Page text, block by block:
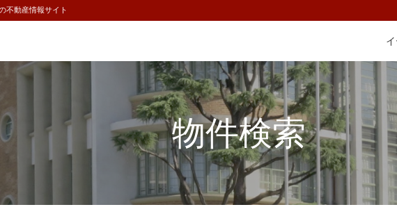
不動産情報サイト
物件検索